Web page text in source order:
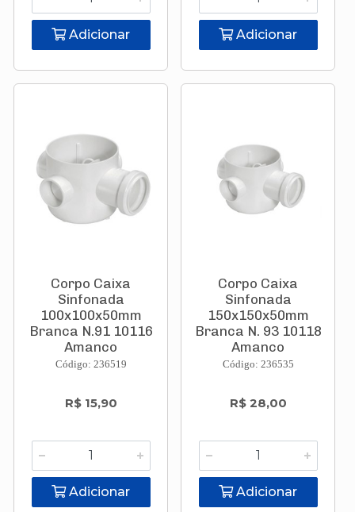
Adicionar Adicionar
Corpo Caixa
Sinfonada
100x100x50mm
Branca N.91 10116
Amanco
Código: 236519
R$ 15,90
Adicionar
Corpo Caixa
Sinfonada
150x150x50mm
Branca N. 93 10118
Amanco
Código: 236535
R$ 28,00
Adicionar